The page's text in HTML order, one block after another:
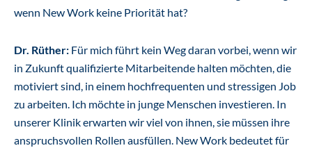
wenn New Work keine Priorität hat?
Dr. Rüther: Für mich führt kein Weg daran vorbei, wenn wir
in Zukunft qualifizierte Mitarbeitende halten möchten, die
motiviert sind, in einem hochfrequenten und stressigen Job
zu arbeiten. Ich möchte in junge Menschen investieren. In
unserer Klinik erwarten wir viel von ihnen, sie müssen ihre
anspruchsvollen Rollen ausfüllen. New Work bedeutet für